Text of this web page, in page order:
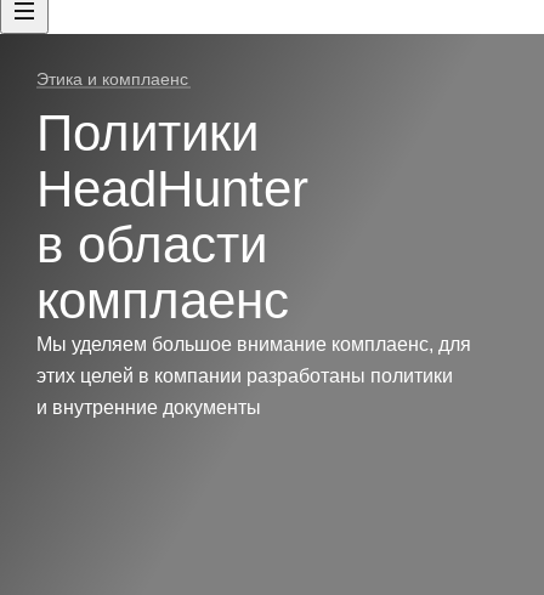
Этика и комплаенс
Политики
HeadHunter
в области
комплаенс
Мы уделяем большое внимание комплаенс, для
этих целей в компании разработаны политики
и внутренние документы